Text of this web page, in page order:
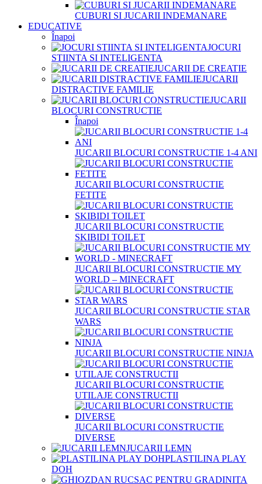
CUBURI SI JUCARII INDEMANARE
EDUCATIVE
Înapoi
JOCURI
STIINTA SI INTELIGENTA
JUCARII DE CREATIE
JUCARII
DISTRACTIVE FAMILIE
JUCARII
BLOCURI CONSTRUCTIE
Înapoi
JUCARII BLOCURI CONSTRUCTIE 1-4 ANI
JUCARII BLOCURI CONSTRUCTIE
FETITE
JUCARII BLOCURI CONSTRUCTIE
SKIBIDI TOILET
JUCARII BLOCURI CONSTRUCTIE MY
WORLD – MINECRAFT
JUCARII BLOCURI CONSTRUCTIE STAR
WARS
JUCARII BLOCURI CONSTRUCTIE NINJA
JUCARII BLOCURI CONSTRUCTIE
UTILAJE CONSTRUCTII
JUCARII BLOCURI CONSTRUCTIE
DIVERSE
JUCARII LEMN
PLASTILINA PLAY
DOH